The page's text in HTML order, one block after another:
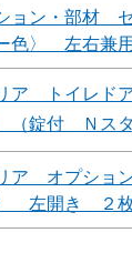
ョン・部材
色〉 左右兼
ア トイレ
錠付 Ｎスタ
ア オプショ
左開き ２